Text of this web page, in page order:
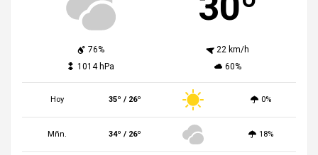
76%
22 km/h
1014 hPa
60%
Hoy 35º / 26º 0%
Mñn. 34º / 26º 18%